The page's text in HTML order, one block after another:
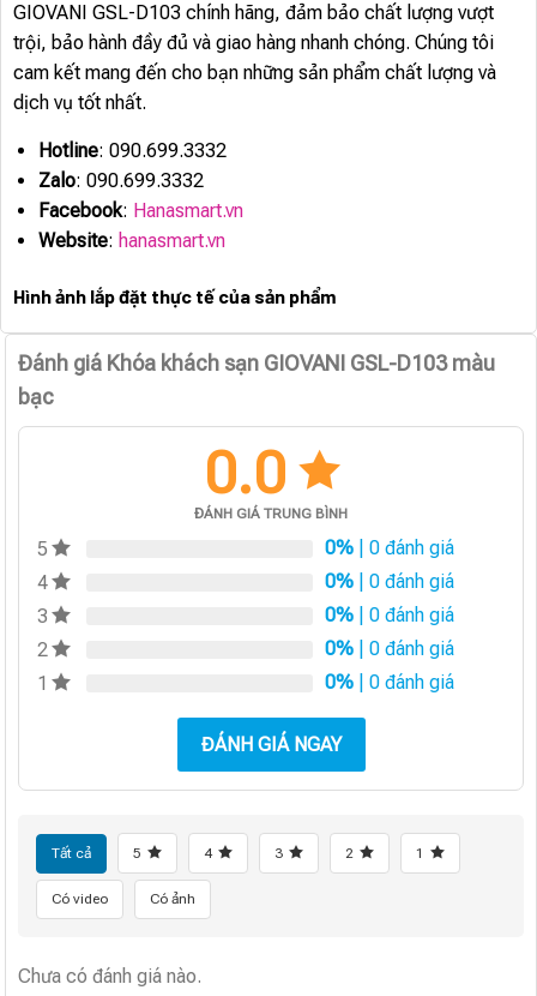
GIOVANI GSL-D103 chính hãng, đảm bảo chất lượng vượt
trội, bảo hành đầy đủ và giao hàng nhanh chóng. Chúng tôi
cam kết mang đến cho bạn những sản phẩm chất lượng và
dịch vụ tốt nhất.
Hotline: 090.699.3332
Zalo: 090.699.3332
Facebook: Hanasmart.vn
Website: hanasmart.vn
Hình ảnh lắp đặt thực tế của sản phẩm
Đánh giá Khóa khách sạn GIOVANI GSL-D103 màu
bạc
0.0
ĐÁNH GIÁ TRUNG BÌNH
5 0% | 0 đánh giá
4
0% | 0 đánh giá
3
0% | 0 đánh giá
2
0% | 0 đánh giá
1
0% | 0 đánh giá
ĐÁNH GIÁ NGAY
Tất cả 5 4 3 2 1
Có video Có ảnh
Chưa có đánh giá nào.